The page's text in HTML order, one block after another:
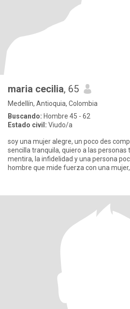
maria cecilia, 65
Medellín, Antioquia, Colombia
Buscando: Hombre 45 - 62
Estado civil: Viudo/a
soy una mujer alegre, un poco des complicada, honesta, tierna,
sencilla tranquila, quiero a las personas tal y como son, odio la
mentira, la infidelidad y una persona poco
hombre que mide fuerza con una mujer,